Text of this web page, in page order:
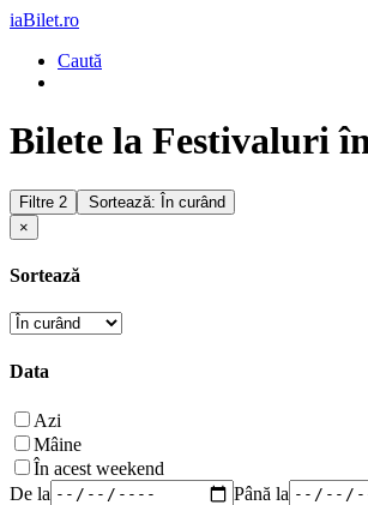
iaBilet.ro
Caută
Bilete la Festivaluri
Filtre 2
Sortează: În curând
×
Sortează
Data
Azi
Mâine
În acest weekend
De la
Până la